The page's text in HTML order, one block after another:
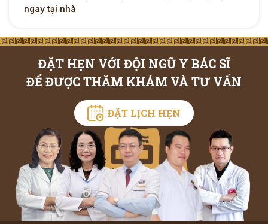
ngay tại nhà
ĐẶT HẸN VỚI ĐỘI NGŨ Y BÁC SĨ
ĐỂ ĐƯỢC THĂM KHÁM VÀ TƯ VẤN
ĐẶT LỊCH HẸN